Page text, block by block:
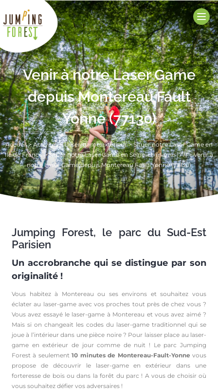
Venir à notre Laser Game
depuis Montereau Fault
Yonne (77130)
Accueil>Activités>Laser-game extérieur>Situer notre Laser Game en
Ile de France>Situer notre Laser Game en Seine-et-marne (77)>Venir à
notre Laser Game depuis Montereau Fault Yonne (77130)
Jumping Forest, le parc du Sud-Est
Parisien
Un accrobranche qui se distingue par son
originalité !
Vous habitez à Montereau ou ses environs et souhaitez vous
éclater au laser-game avec vos proches tout près de chez vous ?
Vous avez essayé le laser-game à Montereau et vous avez aimé ?
Mais si on changeait les codes du laser-game traditionnel qui se
joue à l’intérieur dans une pièce noire ? Pour laisser place au laser-
game en extérieur de jour comme de nuit ! Le parc Jumping
Forest à seulement10 minutes de Montereau-Fault-Yonne vous
propose de découvrir le laser-game en extérieur dans une
forteresse de bois ou dans la forêt du parc ! A vous de choisir où
vous souhaitez défier vos adversaires !